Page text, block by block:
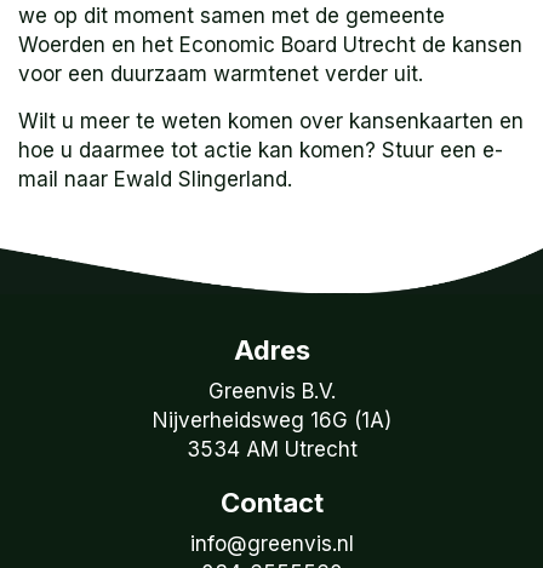
we op dit moment samen met de gemeente
Woerden en het Economic Board Utrecht de kansen
voor een duurzaam warmtenet verder uit.
Wilt u meer te weten komen over kansenkaarten en
hoe u daarmee tot actie kan komen? Stuur een e-
mail naar Ewald Slingerland.
Adres
Greenvis B.V.
Nijverheidsweg 16G (1A)
3534 AM Utrecht
Contact
info@greenvis.nl